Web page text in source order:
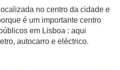
no centro da cidade e
é um importante centro
em Lisboa : aqui
autocarro e eléctrico.